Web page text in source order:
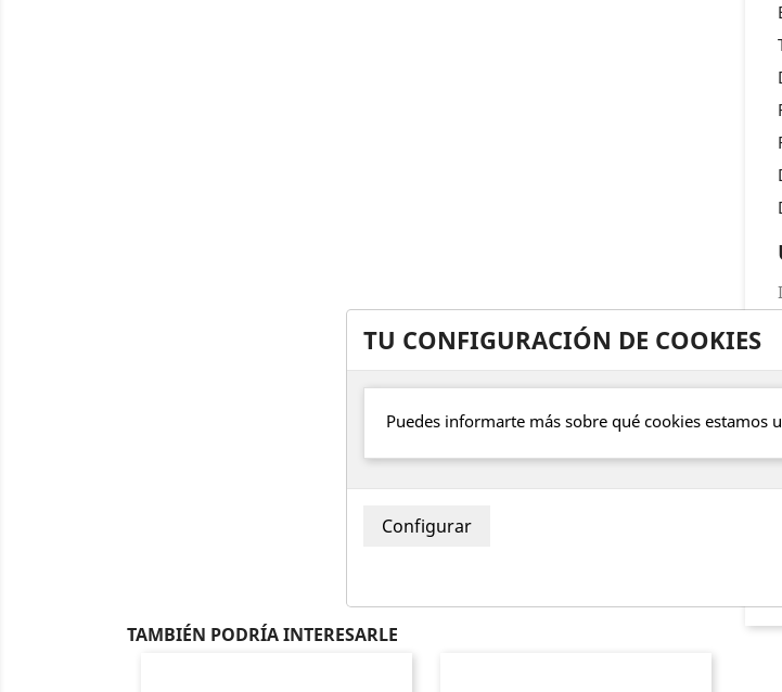
TAMBIÉN PODRÍA INTERESARLE
TU CONFIGURACIÓN DE COOKIES
Puedes informarte más sobre qué cookies estamos